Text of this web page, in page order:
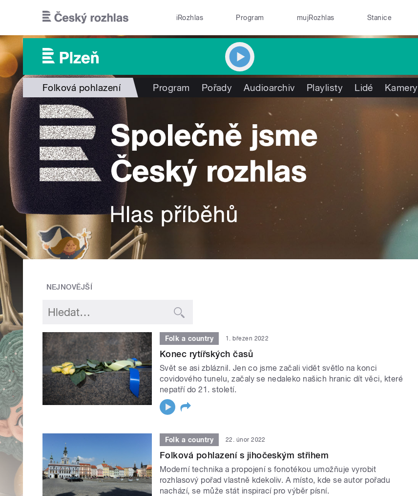
iRozhlas Program mujRozhlas Stanice
Folková pohlazení Program Pořady Audioarchiv Playlisty Lidé Kamery
NEJNOVĚJŠÍ
Folk a country 1. březen 2022
Konec rytířských časů
Svět se asi zbláznil. Jen co jsme začali vidět světlo na konci
covidového tunelu, začaly se nedaleko našich hranic dít věci, které
nepatří do 21. století.
Folk a country 22. únor 2022
Folková pohlazení s jihočeským střihem
Moderní technika a propojení s fonotékou umožňuje vyrobit
rozhlasový pořad vlastně kdekoliv. A místo, kde se autor pořadu
nachází, se může stát inspirací pro výběr písní.